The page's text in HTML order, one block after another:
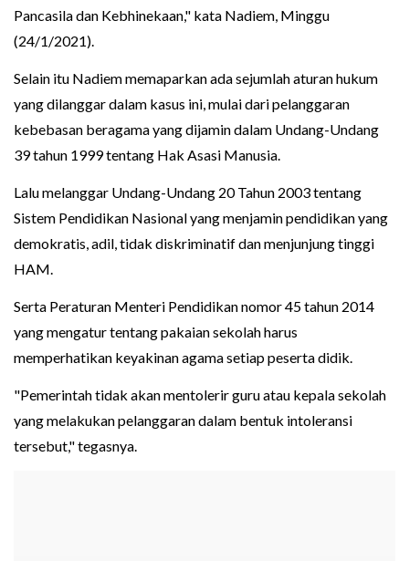
Pancasila dan Kebhinekaan," kata Nadiem, Minggu
(24/1/2021).
Selain itu Nadiem memaparkan ada sejumlah aturan hukum
yang dilanggar dalam kasus ini, mulai dari pelanggaran
kebebasan beragama yang dijamin dalam Undang-Undang
39 tahun 1999 tentang Hak Asasi Manusia.
Lalu melanggar Undang-Undang 20 Tahun 2003 tentang
Sistem Pendidikan Nasional yang menjamin pendidikan yang
demokratis, adil, tidak diskriminatif dan menjunjung tinggi
HAM.
Serta Peraturan Menteri Pendidikan nomor 45 tahun 2014
yang mengatur tentang pakaian sekolah harus
memperhatikan keyakinan agama setiap peserta didik.
"Pemerintah tidak akan mentolerir guru atau kepala sekolah
yang melakukan pelanggaran dalam bentuk intoleransi
tersebut," tegasnya.